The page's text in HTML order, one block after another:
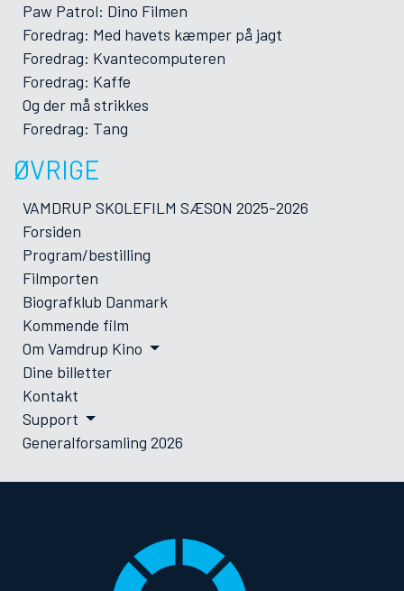
Paw Patrol: Dino Filmen
Foredrag: Med havets kæmper på jagt
Foredrag: Kvantecomputeren
Foredrag: Kaffe
Og der må strikkes
Foredrag: Tang
ØVRIGE
VAMDRUP SKOLEFILM SÆSON 2025-2026
Forsiden
Program/bestilling
Filmporten
Biografklub Danmark
Kommende film
Om Vamdrup Kino
Dine billetter
Kontakt
Support
Generalforsamling 2026